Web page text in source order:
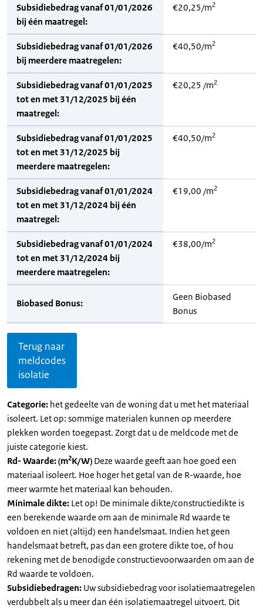
Subsidiebedrag vanaf 01/01/2026
bij één maatregel:
€20,25/m2
Subsidiebedrag vanaf 01/01/2026
bij meerdere maatregelen:
€40,50/m2
Subsidiebedrag vanaf 01/01/2025
tot en met 31/12/2025 bij één
maatregel:
€20,25 /m2
Subsidiebedrag vanaf 01/01/2025
tot en met 31/12/2025 bij
meerdere maatregelen:
€40,50/m2
Subsidiebedrag vanaf 01/01/2024
tot en met 31/12/2024 bij één
maatregel:
€19,00 /m2
Subsidiebedrag vanaf 01/01/2024
tot en met 31/12/2024 bij
meerdere maatregelen:
€38,00/m2
Biobased Bonus:
Geen Biobased
Bonus
Terug naar
meldcodes
isolatie
Categorie: het gedeelte van de woning dat u met het materiaal
isoleert. Let op: sommige materialen kunnen op meerdere
plekken worden toegepast. Zorgt dat u de meldcode met de
juiste categorie kiest.
Rd- Waarde: (m2K/W) Deze waarde geeft aan hoe goed een
materiaal isoleert. Hoe hoger het getal van de R-waarde, hoe
meer warmte het materiaal kan behouden.
Minimale dikte: Let op! De minimale dikte/constructiedikte is
een berekende waarde om aan de minimale Rd waarde te
voldoen en niet (altijd) een handelsmaat. Indien het geen
handelsmaat betreft, pas dan een grotere dikte toe, of hou
rekening met de benodigde constructievoorwaarden om aan de
Rd waarde te voldoen.
Subsidiebedragen: Uw subsidiebedrag voor isolatiemaatregelen
verdubbelt als u meer dan één isolatiemaatregel uitvoert. Dit